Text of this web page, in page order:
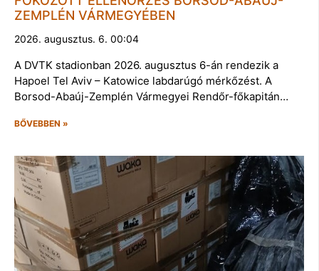
ZEMPLÉN VÁRMEGYÉBEN
2026. augusztus. 6. 00:04
A DVTK stadionban 2026. augusztus 6-án rendezik a
Hapoel Tel Aviv – Katowice labdarúgó mérkőzést. A
Borsod-Abaúj-Zemplén Vármegyei Rendőr-főkapitán…
BŐVEBBEN »